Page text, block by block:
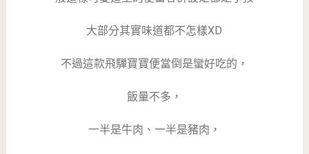
大部分其實味道都不怎樣XD
不過這款飛驒寶寶便當倒是蠻好吃的，
飯量不多，
一半是牛肉、一半是豬肉，